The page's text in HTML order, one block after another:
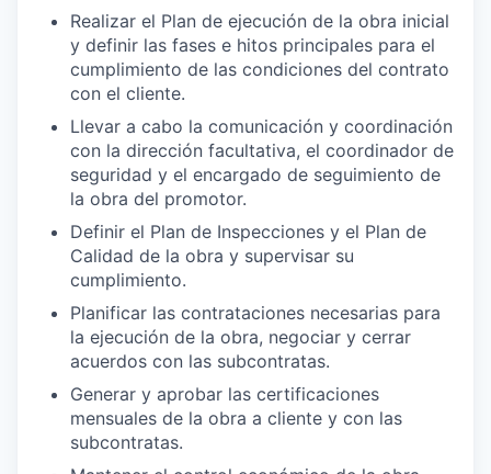
Realizar el Plan de ejecución de la obra inicial
y definir las fases e hitos principales para el
cumplimiento de las condiciones del contrato
con el cliente.
Llevar a cabo la comunicación y coordinación
con la dirección facultativa, el coordinador de
seguridad y el encargado de seguimiento de
la obra del promotor.
Definir el Plan de Inspecciones y el Plan de
Calidad de la obra y supervisar su
cumplimiento.
Planificar las contrataciones necesarias para
la ejecución de la obra, negociar y cerrar
acuerdos con las subcontratas.
Generar y aprobar las certificaciones
mensuales de la obra a cliente y con las
subcontratas.